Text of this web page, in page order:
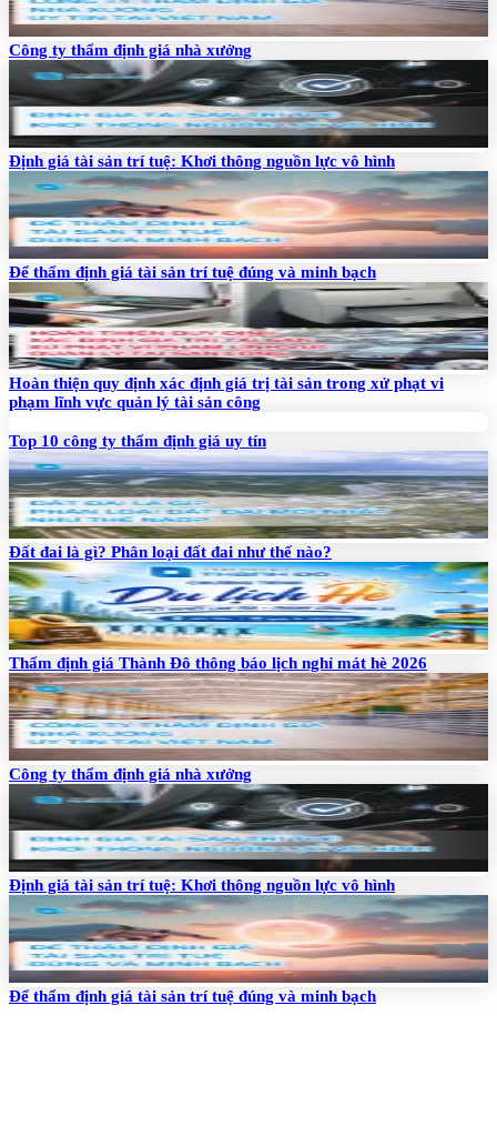
Công ty thẩm định giá nhà xưởng
Định giá tài sản trí tuệ: Khơi thông nguồn lực vô hình
Để thẩm định giá tài sản trí tuệ đúng và minh bạch
Hoàn thiện quy định xác định giá trị tài sản trong xử phạt vi
phạm lĩnh vực quản lý tài sản công
Top 10 công ty thẩm định giá uy tín
Đất đai là gì? Phân loại đất đai như thế nào?
Thẩm định giá Thành Đô thông báo lịch nghỉ mát hè 2026
Công ty thẩm định giá nhà xưởng
Định giá tài sản trí tuệ: Khơi thông nguồn lực vô hình
Để thẩm định giá tài sản trí tuệ đúng và minh bạch